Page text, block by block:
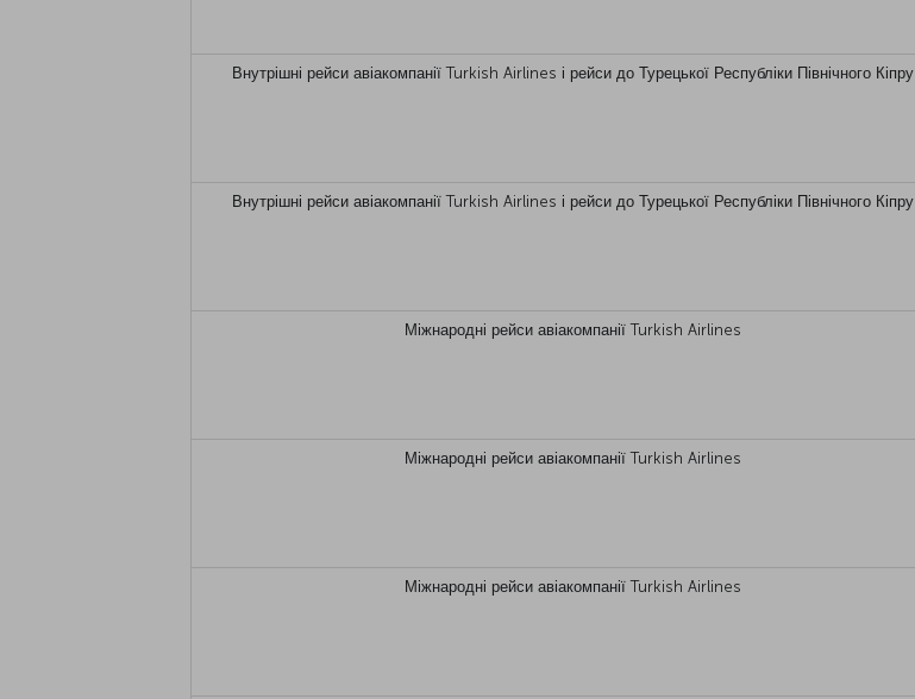
Внутрішні рейси авіакомпанії Turkish Airlines і рейси до Турецької Республіки Північного Кіпру
Внутрішні рейси авіакомпанії Turkish Airlines і рейси до Турецької Республіки Північного Кіпру
Міжнародні рейси авіакомпанії Turkish Airlines
Міжнародні рейси авіакомпанії Turkish Airlines
Міжнародні рейси авіакомпанії Turkish Airlines